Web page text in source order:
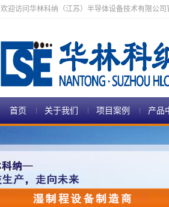
欢迎访问华林科纳（江苏）半导体设备技术有限公司
首页 关于我们 项目案例 产品